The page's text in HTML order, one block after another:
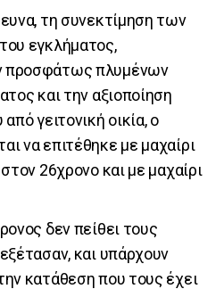
τη συνεκτίμηση των
εγκλήματος,
προσφάτως πλυμένων
και την αξιοποίηση
γειτονική οικία, ο
να επιτέθηκε με μαχαίρι
26χρονο και με μαχαίρι
δεν πείθει τους
και υπάρχουν
κατάθεση που τους έχει